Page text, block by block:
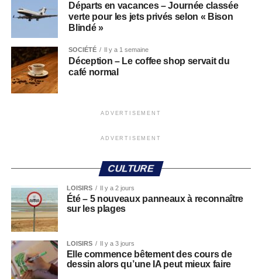
Départs en vacances – Journée classée
verte pour les jets privés selon « Bison
Blindé »
SOCIÉTÉ Il y a 1 semaine
Déception – Le coffee shop servait du
café normal
ADVERTISEMENT
ADVERTISEMENT
CULTURE
LOISIRS Il y a 2 jours
Été – 5 nouveaux panneaux à reconnaître
sur les plages
LOISIRS Il y a 3 jours
Elle commence bêtement des cours de
dessin alors qu’une IA peut mieux faire